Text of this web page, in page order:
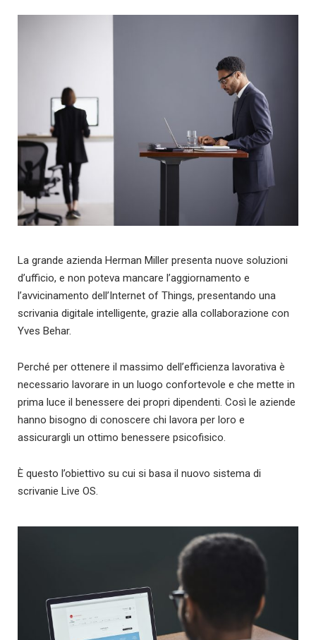
La grande azienda Herman Miller presenta nuove soluzioni
d’ufficio, e non poteva mancare l’aggiornamento e
l’avvicinamento dell’Internet of Things, presentando una
scrivania digitale intelligente, grazie alla collaborazione con
Yves Behar.
Perché per ottenere il massimo dell’efficienza lavorativa è
necessario lavorare in un luogo confortevole e che mette in
prima luce il benessere dei propri dipendenti. Così le aziende
hanno bisogno di conoscere chi lavora per loro e
assicurargli un ottimo benessere psicofisico.
È questo l’obiettivo su cui si basa il nuovo sistema di
scrivanie Live OS.